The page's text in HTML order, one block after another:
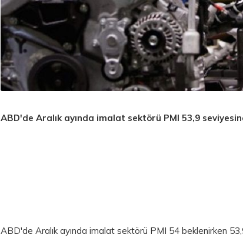
ABD'de Aralık ayında imalat sektörü PMI 53,9
ABD'de Aralık ayında imalat sektörü PMI 54 beklenirken